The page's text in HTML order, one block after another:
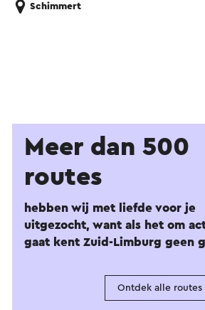
Schimmert
Meer dan 500
routes
hebben wij met liefde voor je
uitgezocht, want als het om
gaat kent Zuid-Limburg geen
Ontdek alle routes